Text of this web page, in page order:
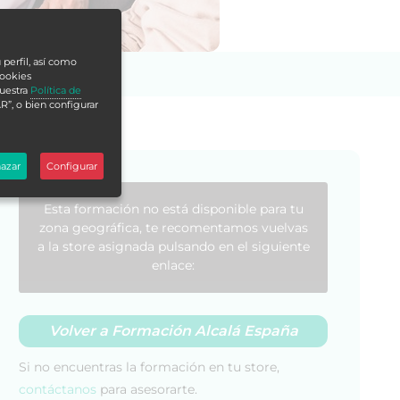
Esta formación no está disponible para tu
zona geográfica, te recomentamos vuelvas
a la store asignada pulsando en el siguiente
enlace:
Volver a Formación Alcalá España
Si no encuentras la formación en tu store,
contáctanos para asesorarte.
perfil, así como
Política de
o bien configurar
Configurar